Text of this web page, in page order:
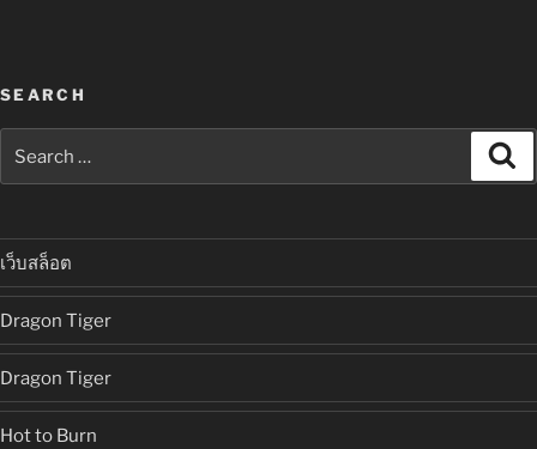
SEARCH
for:
เว็บสล็อต
Dragon Tiger
Dragon Tiger
Hot to Burn